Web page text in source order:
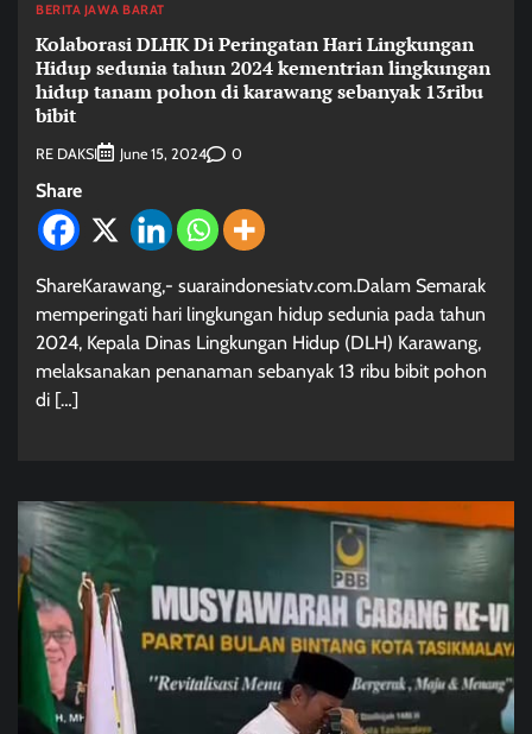
BERITA JAWA BARAT
Kolaborasi DLHK Di Peringatan Hari Lingkungan
Hidup sedunia tahun 2024 kementrian lingkungan
hidup tanam pohon di karawang sebanyak 13ribu
bibit
RE DAKSI June 15, 2024 0
Share
ShareKarawang,- suaraindonesiatv.com.Dalam Semarak
memperingati hari lingkungan hidup sedunia pada tahun
2024, Kepala Dinas Lingkungan Hidup (DLH) Karawang,
melaksanakan penanaman sebanyak 13 ribu bibit pohon
di […]